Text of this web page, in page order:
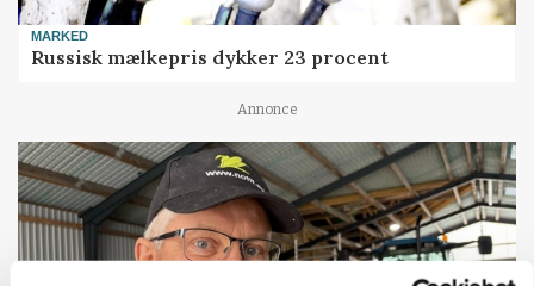
MARKED
Russisk mælkepris dykker 23 procent
Annonce